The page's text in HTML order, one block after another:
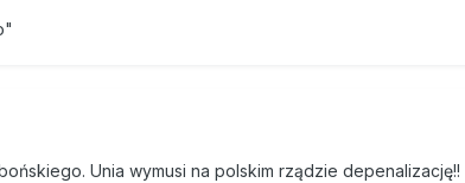
również jest częstym tematem debaty publicznej.
w samym Meksyku zginęło blisko 13 tys. osób. Z
i zarabiają na szmuglowaniu odurzających substancji
Unia wymusi na polskim rządzie depenalizację!!